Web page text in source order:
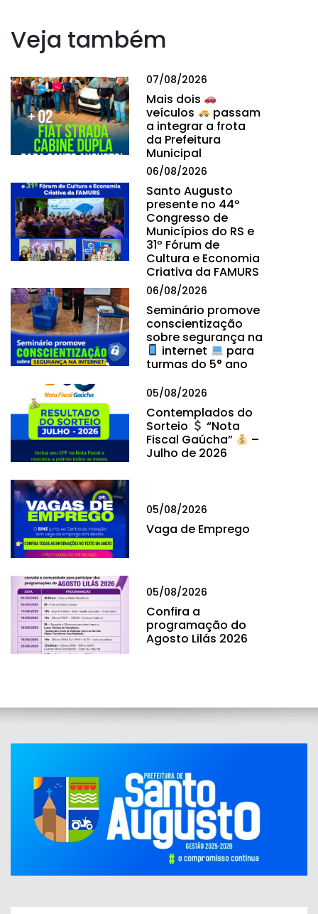
Veja também
07/08/2026
Mais dois
veículos
passam
a integrar a frota
da Prefeitura
Municipal
06/08/2026
Santo Augusto
presente no 44º
Congresso de
Municípios do RS e
31º Fórum de
Cultura e Economia
Criativa da FAMURS
06/08/2026
Seminário promove
conscientização
sobre segurança na
internet
para
turmas do 5° ano
05/08/2026
Contemplados do
Sorteio
“Nota
Fiscal Gaúcha”
–
Julho de 2026
05/08/2026
Vaga de Emprego
05/08/2026
Confira a
programação do
Agosto Lilás 2026